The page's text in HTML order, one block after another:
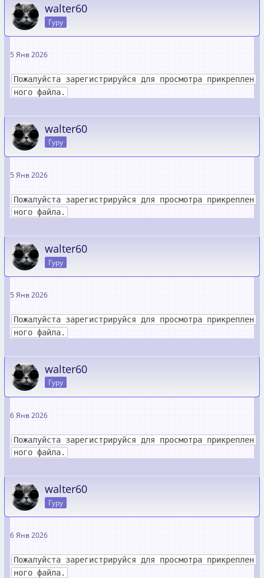
walter60
Гуру
5 Янв 2026
Пожалуйста зарегистрируйся для просмотра прикреплен
ного файла.
walter60
Гуру
5 Янв 2026
Пожалуйста зарегистрируйся для просмотра прикреплен
ного файла.
walter60
Гуру
5 Янв 2026
Пожалуйста зарегистрируйся для просмотра прикреплен
ного файла.
walter60
Гуру
6 Янв 2026
Пожалуйста зарегистрируйся для просмотра прикреплен
ного файла.
walter60
Гуру
6 Янв 2026
Пожалуйста зарегистрируйся для просмотра прикреплен
ного файла.